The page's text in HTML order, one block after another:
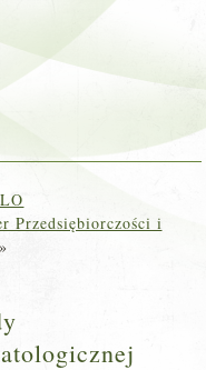
Przedsiębiorczości i
»